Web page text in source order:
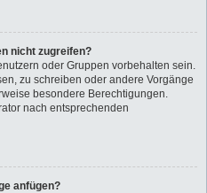
nicht zugreifen?
oder Gruppen vorbehalten sein.
zu schreiben oder andere Vorgänge
besondere Berechtigungen.
nach entsprechenden
anfügen?